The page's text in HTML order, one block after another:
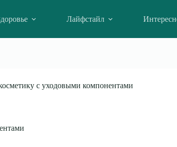
Лайфстайл
с уходовыми компонентами